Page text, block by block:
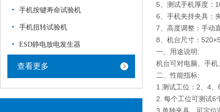
手机按键寿命试验机
手机扭转试验机
ESD静电放电发生器
查看更多
5、测试手机厚度：
6、手机夹持夹具：
7、高度调整：手动
8、机台尺寸：
一、用途说明:
机台可对电脑、手
二、性能指标:
1.测试工位：2、4
2. 每个工位可测试6